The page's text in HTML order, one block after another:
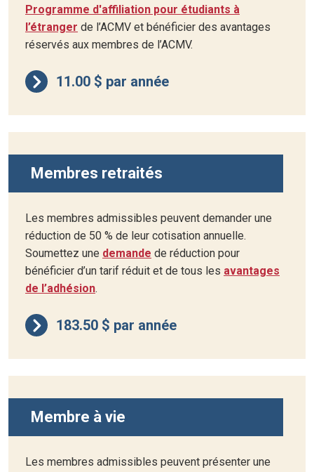
Programme d'affiliation pour étudiants à
l’étranger de l’ACMV et bénéficier des avantages
réservés aux membres de l’ACMV.
11.00 $ par année
Membres retraités
Les membres admissibles peuvent demander une
réduction de 50 % de leur cotisation annuelle.
Soumettez une demande de réduction pour
bénéficier d’un tarif réduit et de tous les avantages
de l’adhésion.
183.50 $ par année
Membre à vie
Les membres admissibles peuvent présenter une